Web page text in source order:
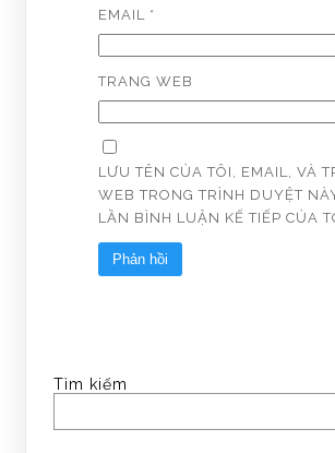
EMAIL *
TRANG WEB
LƯU TÊN CỦA TÔI, EMAIL, VÀ
WEB TRONG TRÌNH DUYỆT
LẦN BÌNH LUẬN KẾ TIẾP CỦA
Tìm kiếm